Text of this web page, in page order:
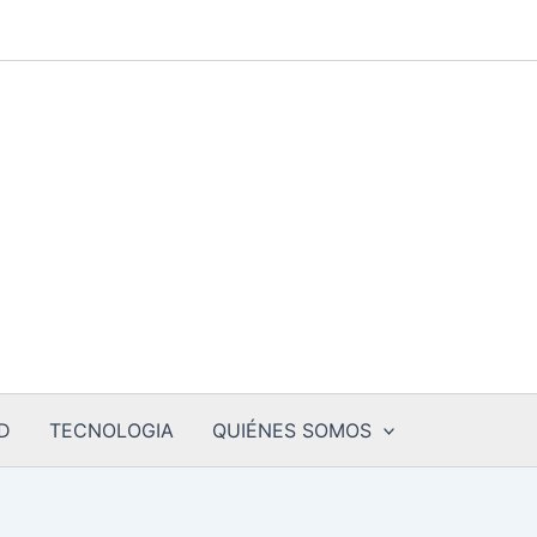
TECNOLOGIA QUIÉNES SOMOS